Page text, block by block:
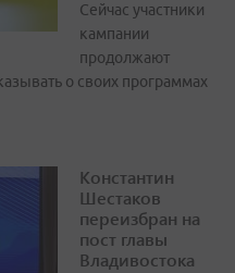
Сейчас участники
кампании
продолжают
о своих программах
Константин
Шестаков
переизбран на
пост главы
Владивостока